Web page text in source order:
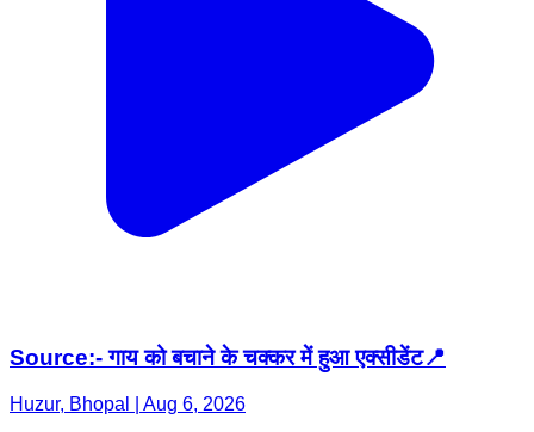
Source:- गाय को बचाने के चक्कर में हुआ एक्सीडेंट📍
Huzur, Bhopal | Aug 6, 2026